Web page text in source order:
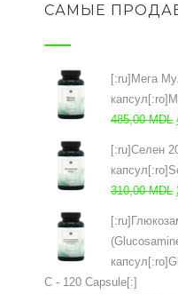
САМЫЕ
[:ru]Мега
485,00MDL
[:ru]Селен
310,00MDL
C - 120 Capsule[:]